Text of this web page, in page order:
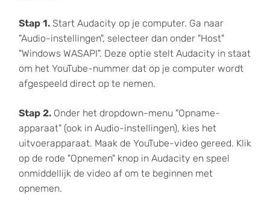
Stap 1.Start Audacity op je computer. Ga naar
"Audio-instellingen", selecteer dan onder "Host"
"Windows WASAPI". Deze optie stelt Audacity in staat
om het YouTube-nummer dat op je computer wordt
afgespeeld direct op te nemen.
Stap 2.Onder het dropdown-menu "Opname-
apparaat" (ook in Audio-instellingen), kies het
uitvoerapparaat. Maak de YouTube-video gereed. Klik
op de rode "Opnemen" knop in Audacity en speel
onmiddellijk de video af om te beginnen met
opnemen.